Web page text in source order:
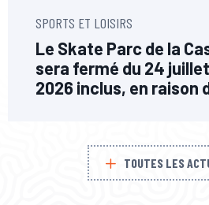
SPORTS ET LOISIRS
Le Skate Parc de la
sera fermé du 24
2026 inclus, en raison
TOUTES LES